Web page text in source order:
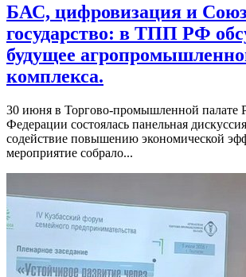
БАС, цифровизация и
государство: в ТПП РФ
будущее
комплекса.
30 июня в Торгово-промышленной палате
Федерации состоялась панельная
содействие повышению экономической
мероприятие собрало...